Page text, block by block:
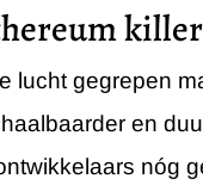
lucht gegrepen
en
nóg